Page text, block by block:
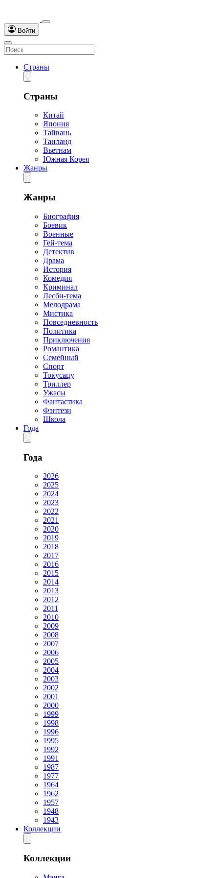
Войти
Страны
Страны
Китай
Япония
Тайвань
Таиланд
Вьетнам
Южная Корея
Жанры
Жанры
Биография
Боевик
Военные
Гей-тема
Детектив
Драма
История
Комедия
Криминал
Лесби-тема
Мелодрама
Мистика
Повседневность
Политика
Приключения
Романтика
Семейный
Спорт
Токусацу
Триллер
Ужасы
Фантастика
Фэнтези
Школа
Года
Года
2026
2025
2024
2023
2022
2021
2020
2019
2018
2017
2016
2015
2014
2013
2012
2011
2010
2009
2008
2007
2006
2005
2004
2003
2002
2001
2000
1999
1998
1996
1995
1992
1991
1987
1977
1964
1962
1957
1948
1943
Коллекции
Коллекции